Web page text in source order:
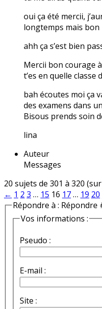
oui ça été mercii,
longtemps mais bon
ahh ça s’est bien
Mercii bon courage
t’es en quelle classe
bah écoutes moi ça
des examens dans
Bisous prends soin
lina
Auteur
Messages
20 sujets de 301 à 320
← 1 2 3 … 15 16 17… 19 20
Répondre à :
Vos informations :
Pseudo :
E-mail :
Site :